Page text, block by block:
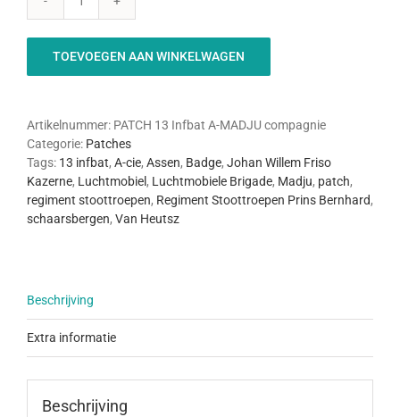
13
Madju
aantal
TOEVOEGEN AAN WINKELWAGEN
Artikelnummer: PATCH 13 Infbat A-MADJU compagnie
Categorie: Patches
Tags: 13 infbat, A-cie, Assen, Badge, Johan Willem Friso
Kazerne, Luchtmobiel , Luchtmobiele Brigade, Madju, patch,
regiment stoottroepen, Regiment Stoottroepen Prins Bernhard,
schaarsbergen, Van Heutsz
Beschrijving
Extra informatie
Beschrijving